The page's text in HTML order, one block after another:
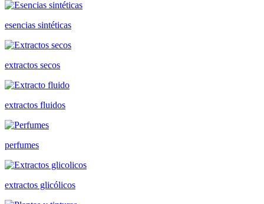
esencias sintéticas
extractos secos
extractos fluidos
perfumes
extractos glicólicos